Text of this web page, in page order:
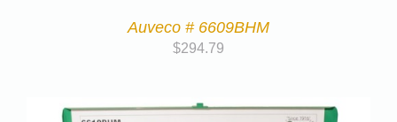
Auveco # 6609BHM
$294.79